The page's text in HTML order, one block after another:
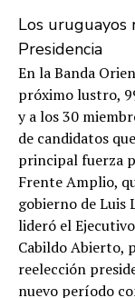
Los uruguayos
Presidencia
En la Banda
próximo lustro,
y a los 30
de candidatos
principal fuerza
Frente Amplio,
gobierno de Luis
lideró el
Cabildo Abierto,
reelección
nuevo período